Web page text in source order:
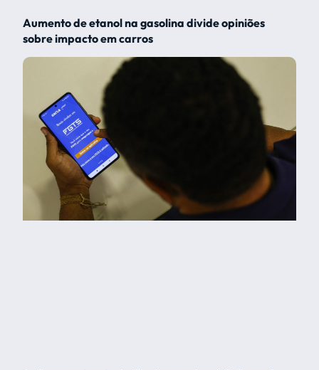
Aumento de etanol na gasolina divide opiniões
sobre impacto em carros